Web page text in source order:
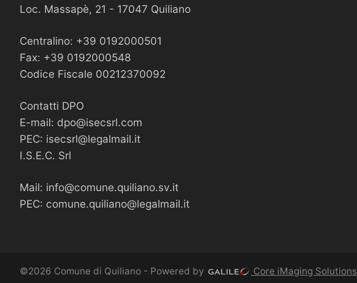
Loc. Massapè, 21 - 17047 Quiliano
Centralino: +39 0192000501
Fax: +39 0192000548
Codice Fiscale 00212370092
Contatti DPO
E-mail: dpo@isecsrl.com
PEC: isecsrl@legalmail.it
I.S.E.C. Srl
Mail: info@comune.quiliano.sv.it
PEC: comune.quiliano@legalmail.it
©2026 Comune di Quiliano - Powered by Core iMaging Solutions